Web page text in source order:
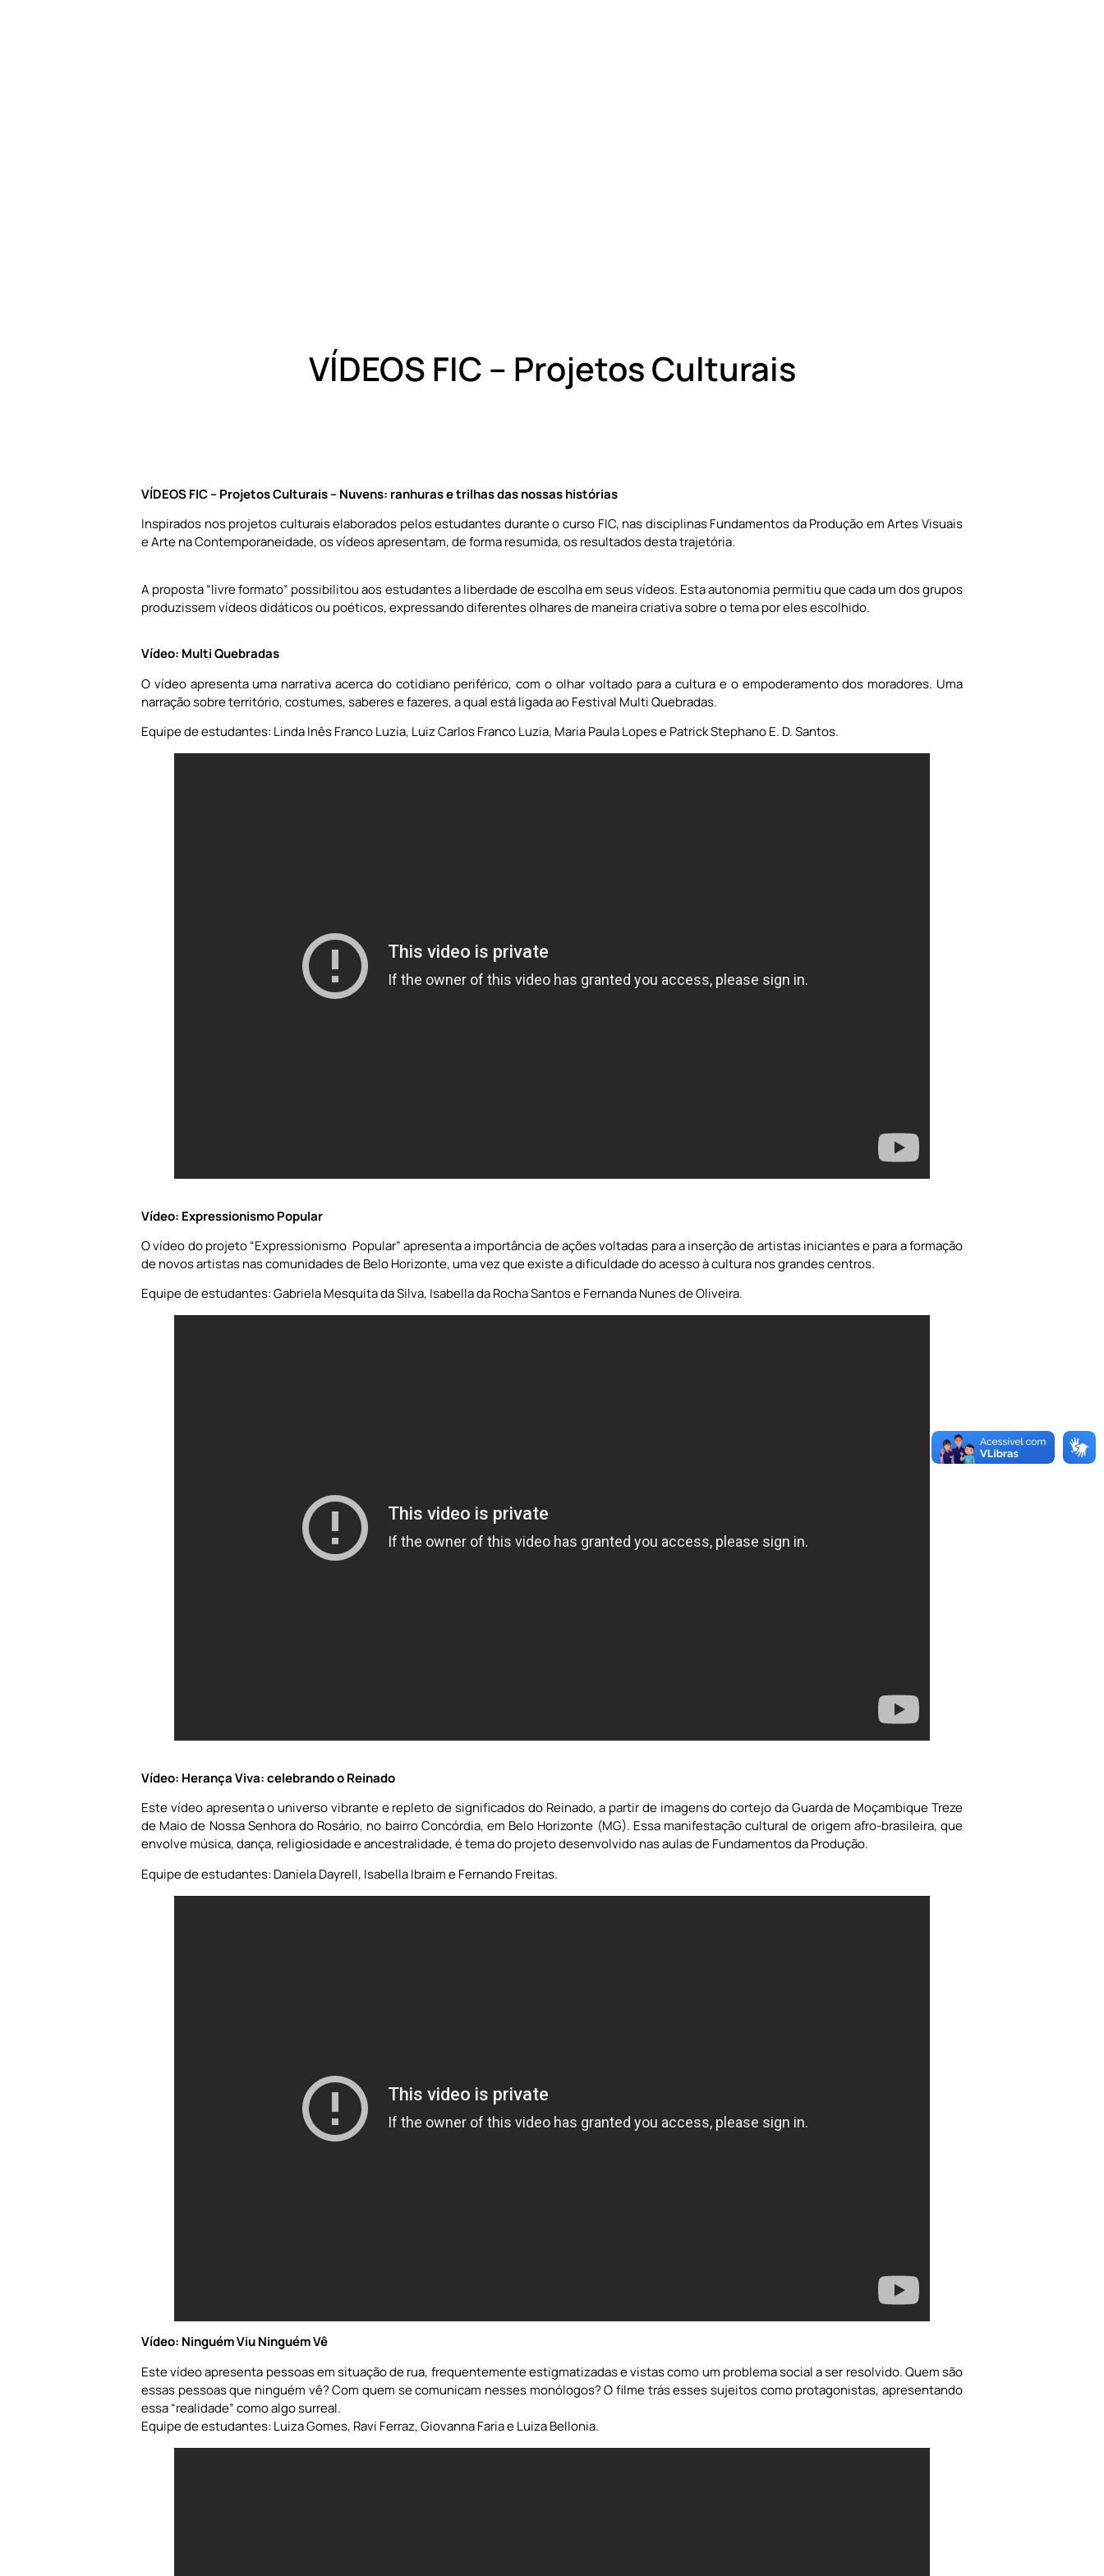
VÍDEOS FIC – Projetos Culturais
VÍDEOS FIC – Projetos Culturais – Nuvens: ranhuras e trilhas das nossas histórias
Inspirados nos projetos culturais elaborados pelos estudantes durante o curso FIC, nas disciplinas Fundamentos da Produção em Artes Visuais
e Arte na Contemporaneidade, os vídeos apresentam, de forma resumida, os resultados desta trajetória.
A proposta “livre formato” possibilitou aos estudantes a liberdade de escolha em seus vídeos. Esta autonomia permitiu que cada um dos grupos
produzissem vídeos didáticos ou poéticos, expressando diferentes olhares de maneira criativa sobre o tema por eles escolhido.
Vídeo: Multi Quebradas
O vídeo apresenta uma narrativa acerca do cotidiano periférico, com o olhar voltado para a cultura e o empoderamento dos moradores. Uma
narração sobre território, costumes, saberes e fazeres, a qual está ligada ao Festival Multi Quebradas.
Equipe de estudantes: Linda Inês Franco Luzia, Luiz Carlos Franco Luzia, Maria Paula Lopes e Patrick Stephano E. D. Santos.
Vídeo: Expressionismo Popular
O vídeo do projeto “Expressionismo Popular” apresenta a importância de ações voltadas para a inserção de artistas iniciantes e para a formação
de novos artistas nas comunidades de Belo Horizonte, uma vez que existe a dificuldade do acesso à cultura nos grandes centros.
Equipe de estudantes: Gabriela Mesquita da Silva, Isabella da Rocha Santos e Fernanda Nunes de Oliveira.
Vídeo: Herança Viva: celebrando o Reinado
Este vídeo apresenta o universo vibrante e repleto de significados do Reinado, a partir de imagens do cortejo da Guarda de Moçambique Treze
de Maio de Nossa Senhora do Rosário, no bairro Concórdia, em Belo Horizonte (MG). Essa manifestação cultural de origem afro-brasileira, que
envolve música, dança, religiosidade e ancestralidade, é tema do projeto desenvolvido nas aulas de Fundamentos da Produção.
Equipe de estudantes: Daniela Dayrell, Isabella Ibraim e Fernando Freitas.
Vídeo: Ninguém Viu Ninguém Vê
Este vídeo apresenta pessoas em situação de rua, frequentemente estigmatizadas e vistas como um problema social a ser resolvido. Quem são
essas pessoas que ninguém vê? Com quem se comunicam nesses monólogos? O filme trás esses sujeitos como protagonistas, apresentando
essa “realidade” como algo surreal.
Equipe de estudantes: Luiza Gomes, Ravi Ferraz, Giovanna Faria e Luiza Bellonia.